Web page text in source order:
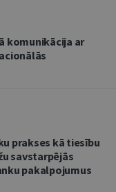
komunikācija ar
prakses kā tiesību
savstarpējās
pakalpojumus